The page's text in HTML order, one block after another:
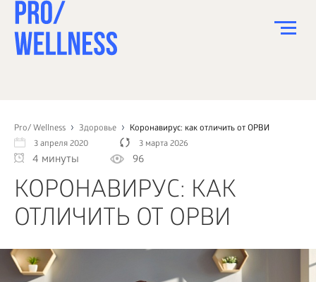
Pro/ Wellness Здоровье
Коронавирус: как отличить от ОРВИ
3 апреля 2020
3 марта 2026
4 минуты 96
КОРОНАВИРУС: КАК
ОТЛИЧИТЬ ОТ ОРВИ
СПОРТ
ЗДОРОВЬЕ
КРАСОТА
ПСИХОЛОГИЯ
ДОМ